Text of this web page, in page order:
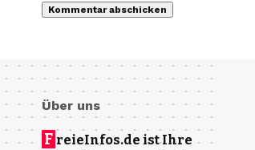
Über uns
F reieInfos.de ist Ihre